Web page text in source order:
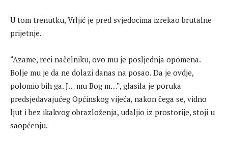
U tom trenutku, Vrljić je pred svjedocima izrekao brutalne
prijetnje.
“Azame, reci načelniku, ovo mu je posljednja opomena.
Bolje mu je da ne dolazi danas na posao. Da je ovdje,
polomio bih ga. J… mu Bog m…”, glasila je poruka
predsjedavajućeg Općinskog vijeća, nakon čega se, vidno
ljut i bez ikakvog obrazloženja, udaljio iz prostorije, stoji u
saopćenju.